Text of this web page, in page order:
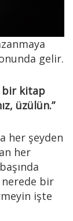
gelir.
bir kitap
üzülün.”
her şeyden
her
nerede bir
işte